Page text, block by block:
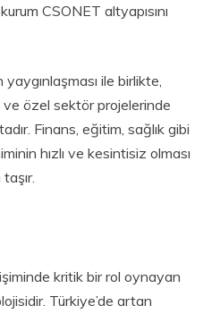
CSONET altyapısını
ile birlikte,
özel sektör projelerinde
Finans, eğitim, sağlık gibi
hızlı ve kesintisiz olması
kritik bir rol oynayan
Türkiye’de artan